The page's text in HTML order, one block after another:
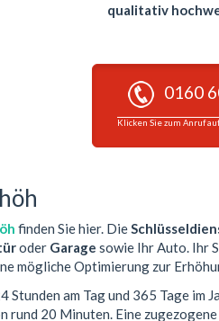
qualitativ
0160
Klicken Sie zum Anruf
finden Sie hier. Die
oder Garage sowie Ihr Auto. Ihr
mögliche Optimierung zur
Stunden am Tag und 365 Tage im
rund 20 Minuten. Eine